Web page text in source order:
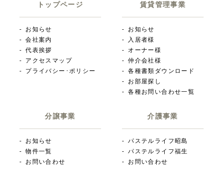
トップページ
お知らせ
会社案内
代表挨拶
アクセスマップ
プライバシー･ポリシー
賃貸管理事業
お知らせ
入居者様
オーナー様
仲介会社様
各種書類ダウンロード
お部屋探し
各種お問い合わせ一覧
分譲事業
お知らせ
物件一覧
お問い合わせ
介護事業
パステルライフ昭島
パステルライフ福生
お問い合わせ